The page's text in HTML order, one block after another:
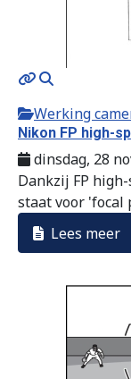
Werking
Nikon FP high-
dinsdag, 28
Dankzij FP
staat voor 'focal
Lees meer